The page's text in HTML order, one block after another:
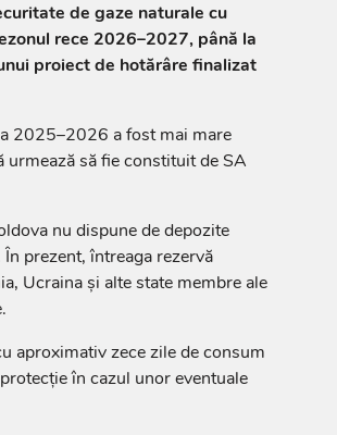
de gaze naturale cu
rece 2026–2027, până la
proiect de hotărâre finalizat
2025–2026 a fost mai mare
să fie constituit de SA
nu dispune de depozite
prezent, întreaga rezervă
Ucraina și alte state membre ale
aproximativ zece zile de consum
în cazul unor eventuale